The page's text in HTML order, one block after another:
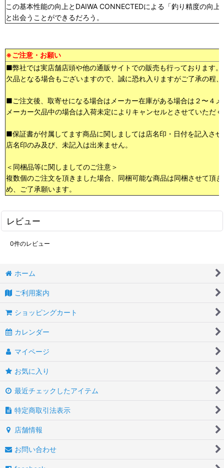
この基本性能の向上とDAIWA CONNECTEDによる「釣り精度の向
と出会うことができるだろう。
※ご注意・お願い
■弊社では実店舗店頭や他の通販サイトでの販売も行っております
欠品となる場合もございますので、誠に恐れ入りますがご了承の程
■ご注文後、取寄せになる場合はメーカー在庫がある場合は２〜４
メーカー欠品中の場合は入荷未定によりキャンセルとさせていただ
■保証書が付属してます商品に関しましては店名印・日付を記入さ
店名印のみ及び、未記入は出来ません。
＜同梱品等に関しましてのご注意＞
複数個のご注文を頂きました場合、同梱可能な商品は同梱させて頂
め、ご了承願います。
レビュー
0件のレビュー
ホーム
ご利用案内
ショッピングカート
カレンダー
マイページ
お気に入り
最近チェックしたアイテム
特定商取引法表示
店舗情報
お問い合わせ